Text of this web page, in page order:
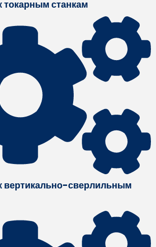
токарным станкам
вертикально-сверлильным